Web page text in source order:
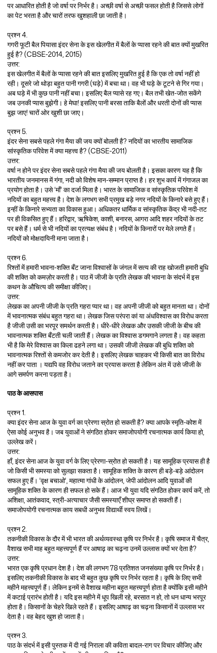
पर आधारित होती है जो वर्षा पर निर्भर है। अच्छी वर्षा से अच्छी फसल होती है जिससे लोगों
का पेट भरता है और चारों तरफ खुशहाली छा जाती है।
प्रश्न 4.
गगरी फूटी बैल पियासा इंदर सेना के इस खेलगीत में बैलों के प्यासा रहने की बात क्यों मुखरित
हुई है? (CBSE-2014, 2015)
उत्तर:
इस खेलगीत में बैलों के प्यासा रहने की बात इसलिए मुखरित हुई है कि एक तो वर्षा नहीं हो
रही। दूसरे जो थोड़ा बहुत पानी गगरी (घड़े) में बचा था। वह भी घड़े के टूटने से गिर गया।
अब घड़े में भी कुछ पानी नहीं बचा। इसलिए बैल प्यासे रह गए। बैल तभी खेत-जोत सकेंगे
जब उनकी प्यास बुझेगी। हे मेघा! इसलिए पानी बरसा ताकि बैलों और धरती दोनों की प्यास
बुझ जाए! चारों ओर खुशी छा जाए।
प्रश्न 5.
इंदर सेना सबसे पहले गंगा मैया की जय क्यों बोलती है? नदियों का भारतीय सामाजिक
सांस्कृतिक परिवेश में क्या महत्त्व है? (CBSE-2011)
उत्तर:
वर्षा न होने पर इंदर सेना सबसे पहले गंगा मैया की जय बोलती है। इसका कारण यह है कि
भारतीय जनमानस में गंगा, नदी को विशेष मान-सम्मान प्राप्त है। हर शुभ कार्य में गंगाजल का
प्रयोग होता है। उसे ‘माँ’ का दर्जा मिला है। भारत के सामाजिक व सांस्कृतिक परिवेश में
नदियों का बहुत महत्त्व है। देश के लगभग सभी प्रमुख बड़े नगर नदियों के किनारे बसे हुए हैं।
इन्हीं के किनारे सभ्यता का विकास हुआ। अधिकतर धार्मिक व सांस्कृतिक केंद्र भी नदी-तट
पर ही विकसित हुए हैं। हरिद्वार, ऋषिकेश, काशी, बनारस, आगरा आदि शहर नदियों के तट
पर बसे हैं। धर्म से भी नदियों का प्रत्यक्ष संबंध है। नदियों के किनारों पर मेले लगते हैं।
नदियों को मोक्षदायिनी माना जाता है।
प्रश्न 6.
रिश्तों में हमारी भावना-शक्ति बँट जाना विश्वासों के जंगल में सत्य की राह खोजती हमारी बुधि
की शक्ति को कमज़ोर करती है। पाठ में जीजी के प्रति लेखक की भावना के संदर्भ में इस
कथन के औचित्य की समीक्षा कीजिए।
उत्तर:
लेखक का अपनी जीजी के प्रति गहरा प्यार था। वह अपनी जीजी को बहुत मानता था। दोनों
में भावनात्मक संबंध बहुत गहरा था। लेखक जिस परंपरा कां या अंधविश्वास का विरोध करता
है जीजी उसी का भरपूर समर्थन करती है। धीरे-धीरे लेखक और उसकी जीजी के बीच की
भावनात्मक शक्ति बँटती चली जाती हैं। लेखक का विश्वास डगमगाने लगता है। वह कहता
भी है कि मेरे विश्वास का किला ढहने लगा था। उसकी जीजी लेखक की बुधि शक्ति को
भावनात्मक रिश्तों से कमजोर कर देती है। इसलिए लेखक चाहकर भी किसी बात का विरोध
नहीं कर पाता । यद्यपि वह विरोध जताने का प्रयास करता है लेकिन अंत में उसे जीजी के
आगे समर्पण करना पड़ता है।
पाठ के आसपास
प्रश्न 1.
क्या इंदर सेना आज के युवा वर्ग का प्रेरणा स्रोत हो सकती है? क्या आपके स्मृति-कोश में
ऐसा कोई अनुभव है। जब युवाओं ने संगठित होकर समाजोपयोगी रचनात्मक कार्य किया हो,
उल्लेख करें।
उत्तर:
हाँ, इंदर सेना आज के युवा वर्ग के लिए प्रेरणा-स्रोत हो सकती है। यह सामूहिक प्रयास ही है
जो किसी भी समस्या को सुलझा सकता है। सामूहिक शक्ति के कारण ही बड़े-बड़े आंदोलन
सफल हुए हैं। ‘वृक्ष बचाओ’, महात्मा गांधी के आंदोलन, जेपी आंदोलन आदि युवाओं की
सामूहिक शक्ति के कारण ही सफल हो सके हैं। आज भी युवा यदि संगठित होकर कार्य करें, तो
अशिक्षा, आतंकवाद, स्त्री-अत्याचार जैसी समस्याएँ शीघ्र समाप्त हो सकती हैं।
समाजोपयोगी रचनात्मक काय सबधी अनुभव विद्यार्थी स्वय लिखें।
प्रश्न 2.
तकनीकी विकास के दौर में भी भारत की अर्थव्यवस्था कृषि पर निर्भर है। कृषि समाज में चैत्र,
वैशाख सभी माह बहुत महत्त्वपूर्ण हैं पर आषाढ़ का चढ़ना उनमें उल्लास क्यों भर देता है?
उत्तर:
भारत एक कृषि प्रधान देश है। देश की लगभग 78 प्रतिशत जनसंख्या कृषि पर निर्भर है।
इसलिए तकनीकी विकास के बाद भी बहुत कुछ कृषि पर निर्भर रहता है। कृषि के लिए सभी
महीने महत्त्वपूर्ण हैं। लेकिन इनमें से वैशाख महीना बहुत महत्त्वपूर्ण होता है क्योंकि इसी महीने
में कटाई प्रारंभ होती है। यदि इस महीने में धूप खिली रहे, बरसात न हो, तो धन धान्य भरपूर
होता है। किसानों के चेहरे खिले रहते हैं। इसलिए आषाढ़ का चढ़ना किसानों में उल्लास भर
देता है। वह बेहद खुश हो जाता है।
प्रश्न 3.
पाठ के संदर्भ में इसी पुस्तक में दी गई निराला की कविता बादल-राग पर विचार कीजिए और